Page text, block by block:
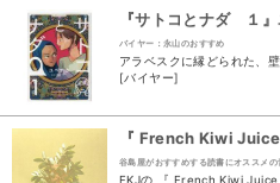
バイヤー：永山のおすすめ
[バイヤー]
『 French Kiwi
谷島屋がおすすめする読書にオス